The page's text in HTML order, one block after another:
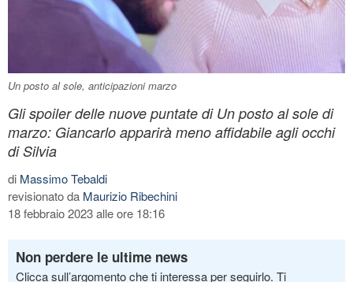
Un posto al sole, anticipazioni marzo
Gli spoiler delle nuove puntate di Un posto al sole di
marzo: Giancarlo apparirà meno affidabile agli occhi
di Silvia
di Massimo Tebaldi
revisionato da Maurizio Ribechini
18 febbraio 2023 alle ore 18:16
Non perdere le ultime news
Clicca sull’argomento che ti interessa per seguirlo. Ti